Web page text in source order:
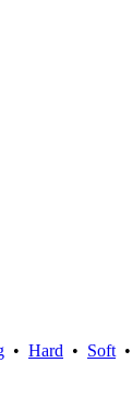
• Hard • Soft •